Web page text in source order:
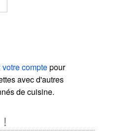
votre comptepour
avec d'autres
de cuisine.
!